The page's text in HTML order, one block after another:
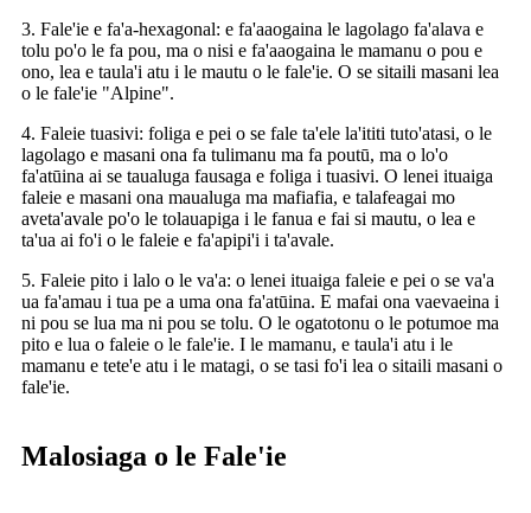
3. Fale'ie e fa'a-hexagonal: e fa'aaogaina le lagolago fa'alava e
tolu po'o le fa pou, ma o nisi e fa'aaogaina le mamanu o pou e
ono, lea e taula'i atu i le mautu o le fale'ie. O se sitaili masani lea
o le fale'ie "Alpine".
4. Faleie tuasivi: foliga e pei o se fale ta'ele la'ititi tuto'atasi, o le
lagolago e masani ona fa tulimanu ma fa poutū, ma o lo'o
fa'atūina ai se taualuga fausaga e foliga i tuasivi. O lenei ituaiga
faleie e masani ona maualuga ma mafiafia, e talafeagai mo
aveta'avale po'o le tolauapiga i le fanua e fai si mautu, o lea e
ta'ua ai fo'i o le faleie e fa'apipi'i i ta'avale.
5. Faleie pito i lalo o le va'a: o lenei ituaiga faleie e pei o se va'a
ua fa'amau i tua pe a uma ona fa'atūina. E mafai ona vaevaeina i
ni pou se lua ma ni pou se tolu. O le ogatotonu o le potumoe ma
pito e lua o faleie o le fale'ie. I le mamanu, e taula'i atu i le
mamanu e tete'e atu i le matagi, o se tasi fo'i lea o sitaili masani o
fale'ie.
Malosiaga o le Fale'ie